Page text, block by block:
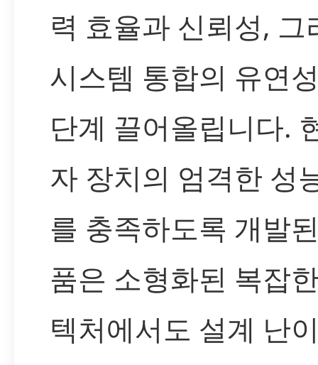
력 효율과 신뢰성, 그
시스템 통합의 유연
단계 끌어올립니다.
자 장치의 엄격한 성
를 충족하도록 개발
품은 소형화된 복잡
텍처에서도 설계 난